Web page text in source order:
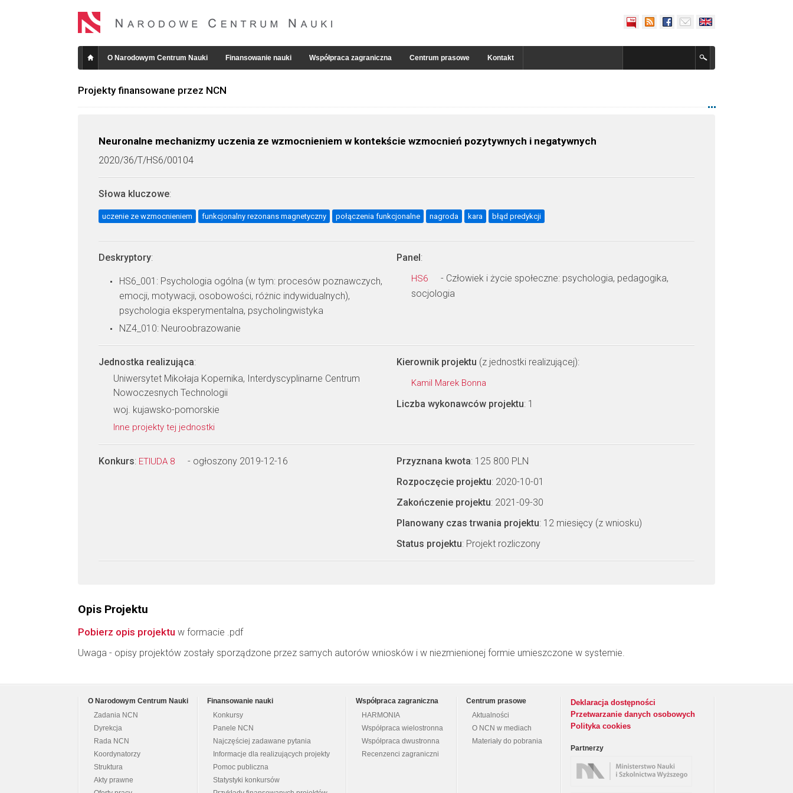
O Narodowym Centrum Nauki Finansowanie nauki Współpraca zagraniczna Centrum prasowe Kontakt
Projekty finansowane przez NCN
Neuronalne mechanizmy uczenia ze wzmocnieniem w kontekście wzmocnień pozytywnych i negatywnych
2020/36/T/HS6/00104
Słowa kluczowe:
uczenie ze wzmocnieniem funkcjonalny rezonans magnetyczny połączenia funkcjonalne nagroda kara błąd predykcji
Deskryptory:
HS6_001: Psychologia ogólna (w tym: procesów poznawczych,
emocji, motywacji, osobowości, różnic indywidualnych),
psychologia eksperymentalna, psycholingwistyka
NZ4_010: Neuroobrazowanie
Panel:
HS6
- Człowiek i życie społeczne: psychologia, pedagogika,
socjologia
Jednostka realizująca:
Uniwersytet Mikołaja Kopernika, Interdyscyplinarne Centrum
Nowoczesnych Technologii
woj. kujawsko-pomorskie
Inne projekty tej jednostki
Kierownik projektu (z jednostki realizującej):
Kamil Marek Bonna
Liczba wykonawców projektu: 1
Konkurs: ETIUDA 8 - ogłoszony 2019-12-16 Przyznana kwota: 125 800 PLN
Rozpoczęcie projektu: 2020-10-01
Zakończenie projektu: 2021-09-30
Planowany czas trwania projektu: 12 miesięcy (z wniosku)
Status projektu: Projekt rozliczony
Opis Projektu
Pobierz opis projektu w formacie .pdf
Uwaga - opisy projektów zostały sporządzone przez samych autorów wniosków i w niezmienionej formie umieszczone w systemie.
O Narodowym Centrum Nauki
Zadania NCN
Dyrekcja
Rada NCN
Koordynatorzy
Struktura
Akty prawne
Finansowanie nauki
Konkursy
Panele NCN
Najczęściej zadawane pytania
Informacje dla realizujących projekty
Pomoc publiczna
Statystyki konkursów
Współpraca zagraniczna
HARMONIA
Współpraca wielostronna
Współpraca dwustronna
Recenzenci zagraniczni
Centrum prasowe
Aktualności
O NCN w mediach
Materiały do pobrania
Deklaracja dostępności
Przetwarzanie danych osobowych
Polityka cookies
Partnerzy